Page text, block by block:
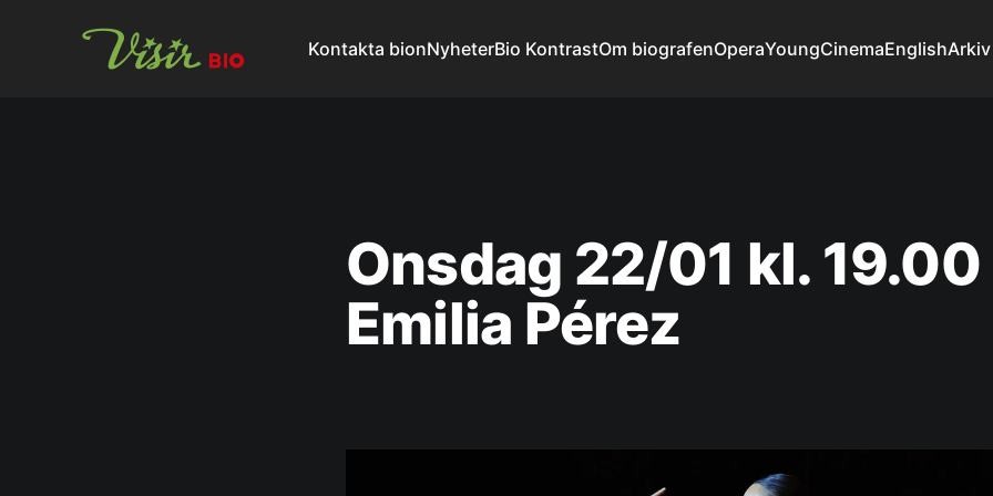
Kontakta bionNyheterBio KontrastOm biografenOperaYoungCinemaEnglishArkiv
Onsdag 22/01 kl.
Emilia Pérez